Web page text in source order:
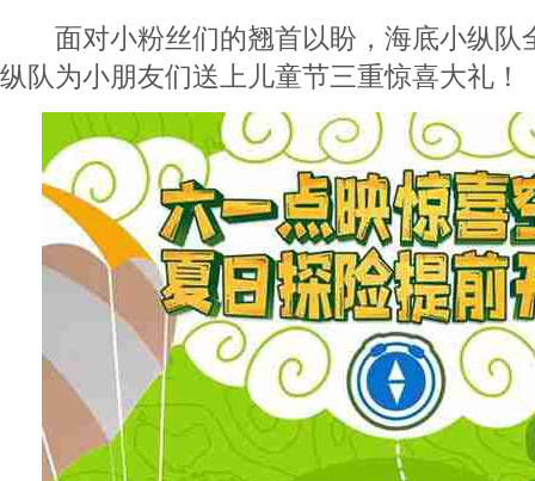
面对小粉丝们的翘首以盼，海底小纵队
纵队为小朋友们送上儿童节三重惊喜大礼！